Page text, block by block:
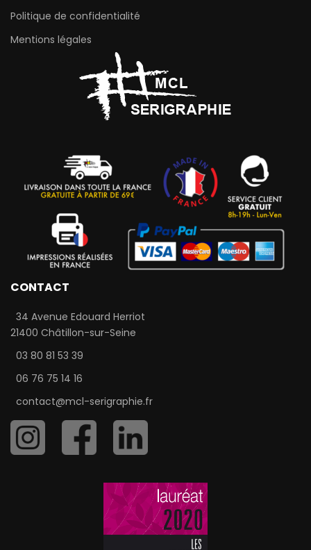
Politique de confidentialité
Mentions légales
CONTACT
34 Avenue Edouard Herriot
21400 Châtillon-sur-Seine
03 80 81 53 39
06 76 75 14 16
contact@mcl-serigraphie.fr